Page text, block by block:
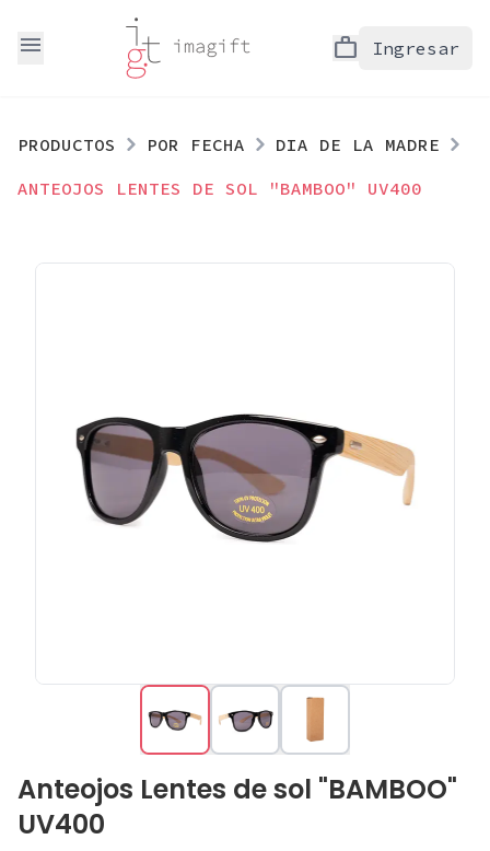
menu work Ingresar
PRODUCTOS POR FECHA
DIA DE LA MADRE
ANTEOJOS LENTES DE SOL "BAMBOO" UV400
Anteojos Lentes de sol "BAMBOO"
UV400